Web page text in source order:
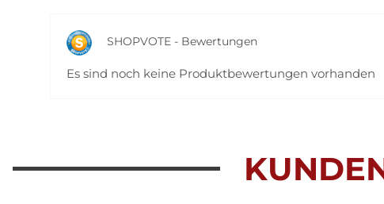
SHOPVOTE - Bewertungen
Es sind noch keine Produktbewertungen vorhanden